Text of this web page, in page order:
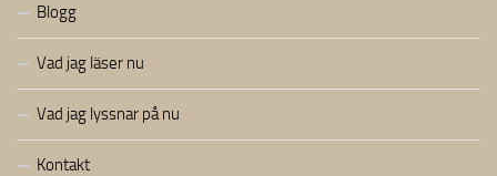
Blogg
Vad jag läser nu
Vad jag lyssnar på nu
Kontakt